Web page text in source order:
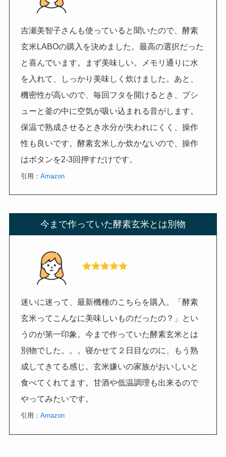
吉瀬美智子さんも使っていると聞いたので、酵素
玄米LABOの購入を決めました。最高の選択だった
と喜んでいます。まず美味しい。メモリ通りに水
を入れて、しっかり美味しく炊けました。あと、
機密性が高いので、毎回フタを開けるとき、プシ
ューと釜の中に空気が吸い込まれる音がします。
保温で熟成させるとき水分が失われにくく、操作
性も良いです。酵素玄米しか炊かないので、操作
はボタンを2-3回押すだけです。
引用：Amazon
今まで作っていた酵素玄米とは別物
迷いに迷って、最新機種のこちらを購入。「酵素
玄米ってこんなに美味しいものだったの？」とい
うのが第一印象。今まで作っていた酵素玄米とは
別物でした。。。寝かせて２日目なのに、もう熟
成してきてる感じ。玄米嫌いの家族がおいしいと
食べてくれてます。甘酒や低温調理も出来るので
やってみたいです。
引用：Amazon